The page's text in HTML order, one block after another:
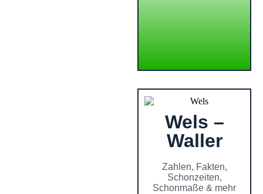
Wels –
Waller
Zahlen, Fakten,
Schonzeiten,
Schonmaße & mehr